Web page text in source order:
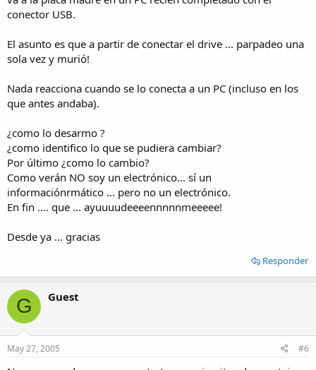
conector USB.
El asunto es que a partir de conectar el drive ... parpadeo una
sola vez y murió!
Nada reacciona cuando se lo conecta a un PC (incluso en los
que antes andaba).
¿como lo desarmo ?
¿como identifico lo que se pudiera cambiar?
Por último ¿como lo cambio?
Como verán NO soy un electrónico... sí un
informaciónrmático ... pero no un electrónico.
En fin .... que ... ayuuuudeeeennnnnmeeeee!
Desde ya ... gracias
Responder
G Guest
May 27, 2005 #6